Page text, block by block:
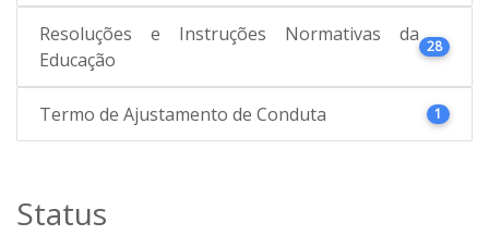
Resoluções e Instruções Normativas da
Educação
28
Termo de Ajustamento de Conduta 1
Status